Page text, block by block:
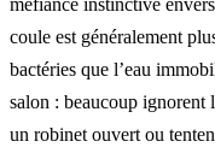
méfiance instinctive
coule est généralement
bactéries que l’eau
salon : beaucoup ignorent
un robinet ouvert ou